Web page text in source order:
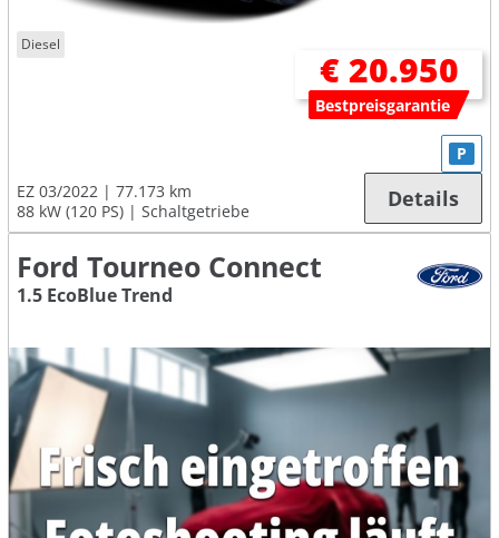
Diesel
€ 20.950
Bestpreisgarantie
EZ 03/2022
77.173 km
88 kW (120 PS)
Schaltgetriebe
P
Details
Ford Tourneo Connect
1.5 EcoBlue Trend